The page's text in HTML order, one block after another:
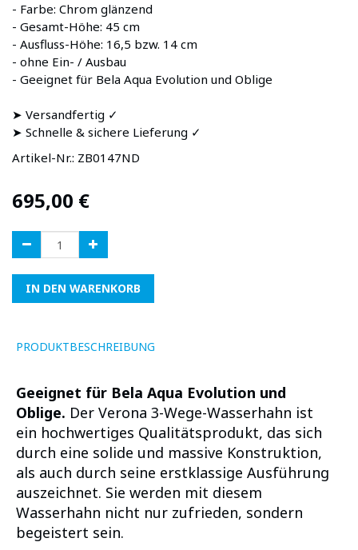
- Farbe: Chrom glänzend
- Gesamt-Höhe: 45 cm
- Ausfluss-Höhe: 16,5 bzw. 14 cm
- ohne Ein- / Ausbau
- Geeignet für Bela Aqua Evolution und Oblige
➤ Versandfertig ✓
➤ Schnelle & sichere Lieferung ✓
Artikel-Nr.: ZB0147ND
695,00 €
IN DEN WARENKORB
PRODUKTBESCHREIBUNG
Geeignet für Bela Aqua Evolution und
Oblige. Der Verona 3-Wege-Wasserhahn ist
ein hochwertiges Qualitätsprodukt, das sich
durch eine solide und massive Konstruktion,
als auch durch seine erstklassige Ausführung
auszeichnet. Sie werden mit diesem
Wasserhahn nicht nur zufrieden, sondern
begeistert sein.